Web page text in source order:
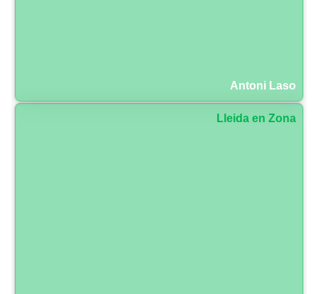
Antoni Laso
Lleida en Zona